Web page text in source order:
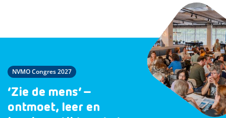
NVMO Congres 2027
‘Zie de mens’ –
ontmoet, leer en